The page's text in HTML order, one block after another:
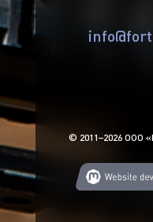
© 2011–2026 ООО